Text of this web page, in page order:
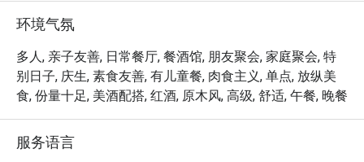
无论您是想享用一顿简便的晚餐，还是流连于此度过一个
悠长的夜晚，这里的独特魅力，都将让您回味无穷：
私密而迷人的氛围，仿佛瞬间将您带到巴黎的某个隐秘瑰
宝。
来西亚独家酒款。
热情周到的服务，让您宾至如归，将一顿简单的餐食，升
环境气氛
多人, 亲子友善, 日常餐厅, 餐酒馆, 朋友聚会, 家庭聚会, 特
别日子, 庆生, 素食友善, 有儿童餐, 肉食主义, 单点, 放纵美
食, 份量十足, 美酒配搭, 红酒, 原木风, 高级, 舒适, 午餐, 晚餐
服务语言